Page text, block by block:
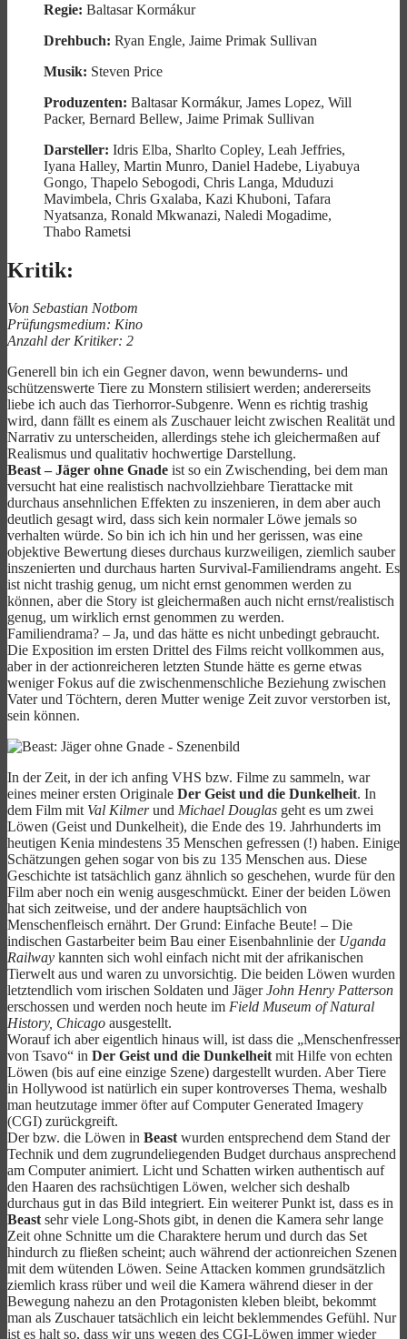
Regie: Baltasar Kormákur
Drehbuch: Ryan Engle, Jaime Primak Sullivan
Musik: Steven Price
Produzenten: Baltasar Kormákur, James Lopez, Will
Packer, Bernard Bellew, Jaime Primak Sullivan
Darsteller: Idris Elba, Sharlto Copley, Leah Jeffries,
Iyana Halley, Martin Munro, Daniel Hadebe, Liyabuya
Gongo, Thapelo Sebogodi, Chris Langa, Mduduzi
Mavimbela, Chris Gxalaba, Kazi Khuboni, Tafara
Nyatsanza, Ronald Mkwanazi, Naledi Mogadime,
Thabo Rametsi
Kritik:
Von Sebastian Notbom
Prüfungsmedium: Kino
Anzahl der Kritiker: 2
Generell bin ich ein Gegner davon, wenn bewunderns- und
schützenswerte Tiere zu Monstern stilisiert werden; andererseits
liebe ich auch das Tierhorror-Subgenre. Wenn es richtig trashig
wird, dann fällt es einem als Zuschauer leicht zwischen Realität und
Narrativ zu unterscheiden, allerdings stehe ich gleichermaßen auf
Realismus und qualitativ hochwertige Darstellung.
Beast – Jäger ohne Gnade ist so ein Zwischending, bei dem man
versucht hat eine realistisch nachvollziehbare Tierattacke mit
durchaus ansehnlichen Effekten zu inszenieren, in dem aber auch
deutlich gesagt wird, dass sich kein normaler Löwe jemals so
verhalten würde. So bin ich ich hin und her gerissen, was eine
objektive Bewertung dieses durchaus kurzweiligen, ziemlich sauber
inszenierten und durchaus harten Survival-Familiendrams angeht. Es
ist nicht trashig genug, um nicht ernst genommen werden zu
können, aber die Story ist gleichermaßen auch nicht ernst/realistisch
genug, um wirklich ernst genommen zu werden.
Familiendrama? – Ja, und das hätte es nicht unbedingt gebraucht.
Die Exposition im ersten Drittel des Films reicht vollkommen aus,
aber in der actionreicheren letzten Stunde hätte es gerne etwas
weniger Fokus auf die zwischenmenschliche Beziehung zwischen
Vater und Töchtern, deren Mutter wenige Zeit zuvor verstorben ist,
sein können.
In der Zeit, in der ich anfing VHS bzw. Filme zu sammeln, war
eines meiner ersten Originale Der Geist und die Dunkelheit. In
dem Film mit Val Kilmerund Michael Douglas geht es um zwei
Löwen (Geist und Dunkelheit), die Ende des 19. Jahrhunderts im
heutigen Kenia mindestens 35 Menschen gefressen (!) haben. Einige
Schätzungen gehen sogar von bis zu 135 Menschen aus. Diese
Geschichte ist tatsächlich ganz ähnlich so geschehen, wurde für den
Film aber noch ein wenig ausgeschmückt. Einer der beiden Löwen
hat sich zeitweise, und der andere hauptsächlich von
Menschenfleisch ernährt. Der Grund: Einfache Beute! – Die
indischen Gastarbeiter beim Bau einer Eisenbahnlinie der Uganda
Railway kannten sich wohl einfach nicht mit der afrikanischen
Tierwelt aus und waren zu unvorsichtig. Die beiden Löwen wurden
letztendlich vom irischen Soldaten und JägerJohn Henry Patterson
erschossen und werden noch heute im Field Museum of Natural
History, Chicago ausgestellt.
Worauf ich aber eigentlich hinaus will, ist dass die „Menschenfresser
von Tsavo“ in Der Geist und die Dunkelheitmit Hilfe von echten
Löwen (bis auf eine einzige Szene) dargestellt wurden. Aber Tiere
in Hollywood ist natürlich ein super kontroverses Thema, weshalb
man heutzutage immer öfter auf Computer Generated Imagery
(CGI) zurückgreift.
Der bzw. die Löwen in Beastwurden entsprechend dem Stand der
Technik und dem zugrundeliegenden Budget durchaus ansprechend
am Computer animiert. Licht und Schatten wirken authentisch auf
den Haaren des rachsüchtigen Löwen, welcher sich deshalb
durchaus gut in das Bild integriert. Ein weiterer Punkt ist, dass es in
Beastsehr viele Long-Shots gibt, in denen die Kamera sehr lange
Zeit ohne Schnitte um die Charaktere herum und durch das Set
hindurch zu fließen scheint; auch während der actionreichen Szenen
mit dem wütenden Löwen. Seine Attacken kommen grundsätzlich
ziemlich krass rüber und weil die Kamera während dieser in der
Bewegung nahezu an den Protagonisten kleben bleibt, bekommt
man als Zuschauer tatsächlich ein leicht beklemmendes Gefühl. Nur
ist es halt so, dass wir uns wegen des CGI-Löwen immer wieder